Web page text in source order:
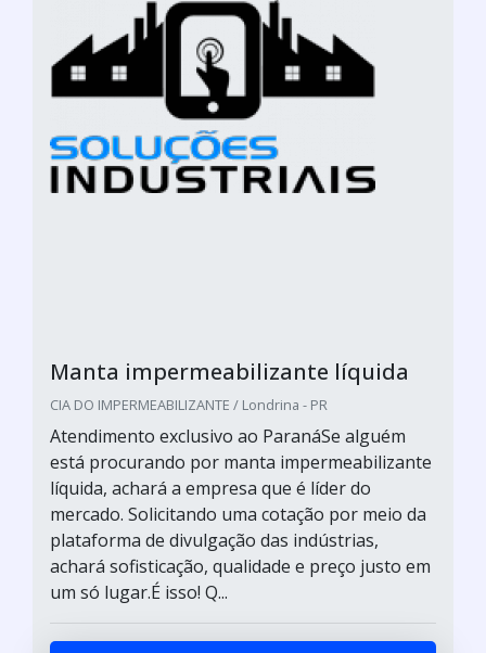
Manta impermeabilizante líquida
CIA DO IMPERMEABILIZANTE / Londrina - PR
Atendimento exclusivo ao ParanáSe alguém
está procurando por manta impermeabilizante
líquida, achará a empresa que é líder do
mercado. Solicitando uma cotação por meio da
plataforma de divulgação das indústrias,
achará sofisticação, qualidade e preço justo em
um só lugar.É isso! Q...